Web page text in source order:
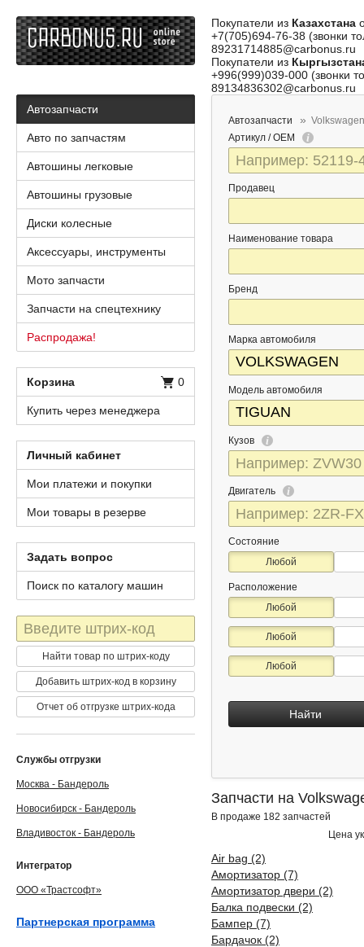
Покупатели из Казахстана
+7(705)694-76-38 (звонки
89231714885@carbonus.ru
Покупатели из
+996(999)039-000 (звонки
89134836302@carbonus.ru
Автозапчасти
Артикул / OEM
Продавец
Наименование товара
Бренд
Марка автомобиля
Модель автомобиля
Кузов
Двигатель
Состояние
Любой
Расположение
Любой
Любой
Любой
Найти
Запчасти на
В продаже 182 запчастей
Цена
Air bag (2)
Амортизатор (7)
Амортизатор двери (2)
Балка подвески (2)
Бампер (7)
Бардачок (2)
Автозапчасти
Авто по запчастям
Автошины легковые
Автошины грузовые
Диски колесные
Аксессуары, инструменты
Мото запчасти
Запчасти на спецтехнику
Распродажа!
Корзина 0
Купить через менеджера
Личный кабинет
Мои платежи и покупки
Мои товары в резерве
Задать вопрос
Поиск по каталогу машин
Штрих-
код
Найти товар по штрих-коду
Добавить штрих-код в корзину
Отчет об отгрузке штрих-кода
Службы отгрузки
Москва - Бандероль
Новосибирск - Бандероль
Владивосток - Бандероль
Интегратор
ООО «Трастсофт»
Партнерская программа